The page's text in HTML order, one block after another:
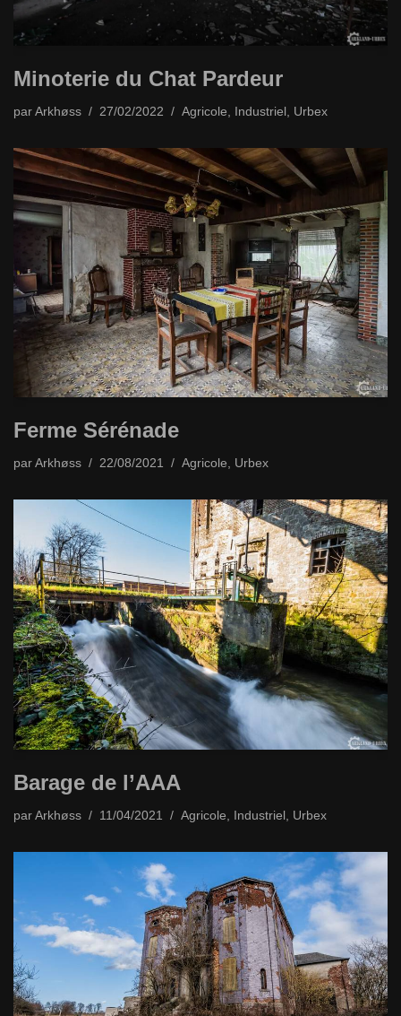
Minoterie du Chat Pardeur
par Arkhøss 27/02/2022 Agricole Industriel Urbex
Ferme Sérénade
par Arkhøss 22/08/2021 Agricole, Urbex
Barage de l’AAA
par Arkhøss 11/04/2021 Agricole Industriel Urbex